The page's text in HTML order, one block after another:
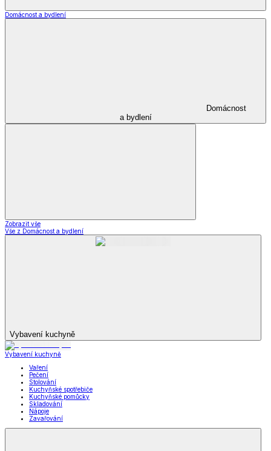
Domácnost a bydlení
Domácnost
a bydlení
Zobrazit vše
Vše z Domácnost a bydlení
Vybavení kuchyně
Vybavení kuchyně
Vaření
Pečení
Stolování
Kuchyňské spotřebiče
Kuchyňské pomůcky
Skladování
Nápoje
Zavařování